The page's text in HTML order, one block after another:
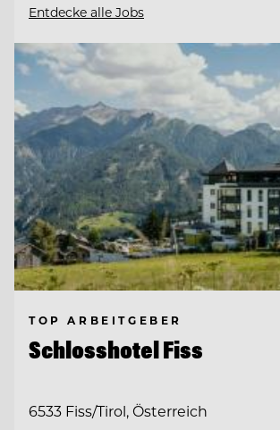
Entdecke alle Jobs
TOP ARBEITGEBER
Schlosshotel Fiss
6533 Fiss/Tirol, Österreich